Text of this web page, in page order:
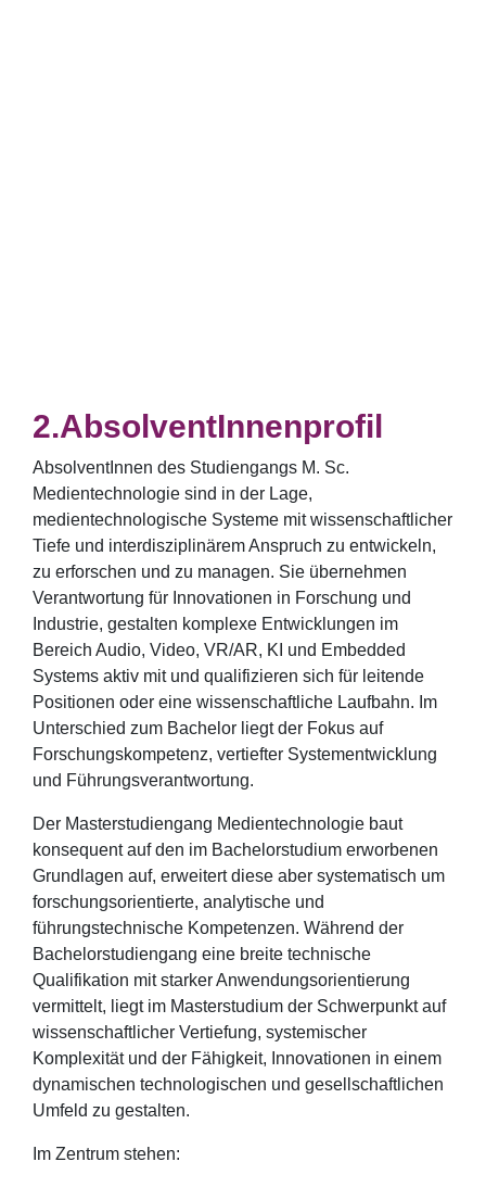
AbsolventInnenprofil
AbsolventInnen des Studiengangs M. Sc.
Medientechnologie sind in der Lage,
medientechnologische Systeme mit wissenschaftlicher
Tiefe und interdisziplinärem Anspruch zu entwickeln,
zu erforschen und zu managen. Sie übernehmen
Verantwortung für Innovationen in Forschung und
Industrie, gestalten komplexe Entwicklungen im
Bereich Audio, Video, VR/AR, KI und Embedded
Systems aktiv mit und qualifizieren sich für leitende
Positionen oder eine wissenschaftliche Laufbahn. Im
Unterschied zum Bachelor liegt der Fokus auf
Forschungskompetenz, vertiefter Systementwicklung
und Führungsverantwortung.
Der Masterstudiengang Medientechnologie baut
konsequent auf den im Bachelorstudium erworbenen
Grundlagen auf, erweitert diese aber systematisch um
forschungsorientierte, analytische und
führungstechnische Kompetenzen. Während der
Bachelorstudiengang eine breite technische
Qualifikation mit starker Anwendungsorientierung
vermittelt, liegt im Masterstudium der Schwerpunkt auf
wissenschaftlicher Vertiefung, systemischer
Komplexität und der Fähigkeit, Innovationen in einem
dynamischen technologischen und gesellschaftlichen
Umfeld zu gestalten.
Im Zentrum stehen: